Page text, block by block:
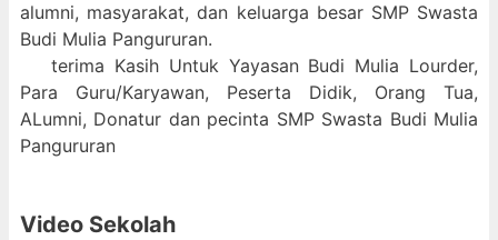
alumni, masyarakat, dan keluarga besar SMP Swasta
Budi Mulia Pangururan.
terima Kasih Untuk Yayasan Budi Mulia Lourder,
Para Guru/Karyawan, Peserta Didik, Orang Tua,
ALumni, Donatur dan pecinta SMP Swasta Budi Mulia
Pangururan
Video Sekolah